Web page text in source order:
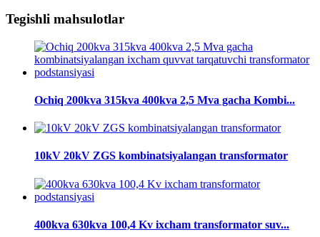
Tegishli mahsulotlar
Ochiq 200kva 315kva 400kva 2,5 Mva gacha Kombi...
10kV 20kV ZGS kombinatsiyalangan transformator
400kva 630kva 100,4 Kv ixcham transformator suv...